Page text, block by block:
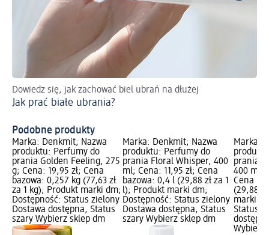
Dowiedz się, jak zachować biel ubrań na dłużej
Jak prać białe ubrania?
Podobne produkty
Marka: Denkmit; Nazwa
produktu: Perfumy do
prania Golden Feeling, 275
g; Cena: 19,95 zł; Cena
bazowa: 0,257 kg (77,63 zł
za 1 kg); Produkt marki dm;
Dostępność: Status zielony
Dostawa dostępna, Status
szary Wybierz sklep dm
Marka: Denkmit; Nazwa
produktu: Perfumy do
prania Floral Whisper, 400
ml; Cena: 11,95 zł; Cena
bazowa: 0,4 l (29,88 zł za 1
l); Produkt marki dm;
Dostępność: Status zielony
Dostawa dostępna, Status
szary Wybierz sklep dm
Marka:
prania
400 ml;
Cena
(29,88
marki
Status
Wybierz